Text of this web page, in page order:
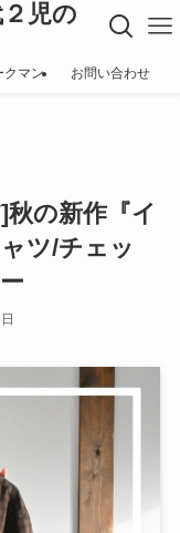
児の
クマン お問い合わせ
の新作『イ
ツ/チェッ